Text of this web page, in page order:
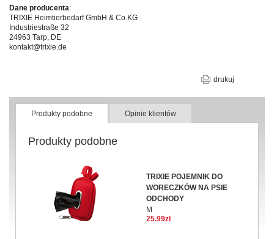
Dane producenta:
TRIXIE Heimtierbedarf GmbH & Co.KG
Industriestraße 32
24963 Tarp, DE
kontakt@trixie.de
drukuj
Produkty podobne Opinie klientów
Produkty podobne
TRIXIE POJEMNIK DO
WORECZKÓW NA PSIE
ODCHODY
M
25.99zł